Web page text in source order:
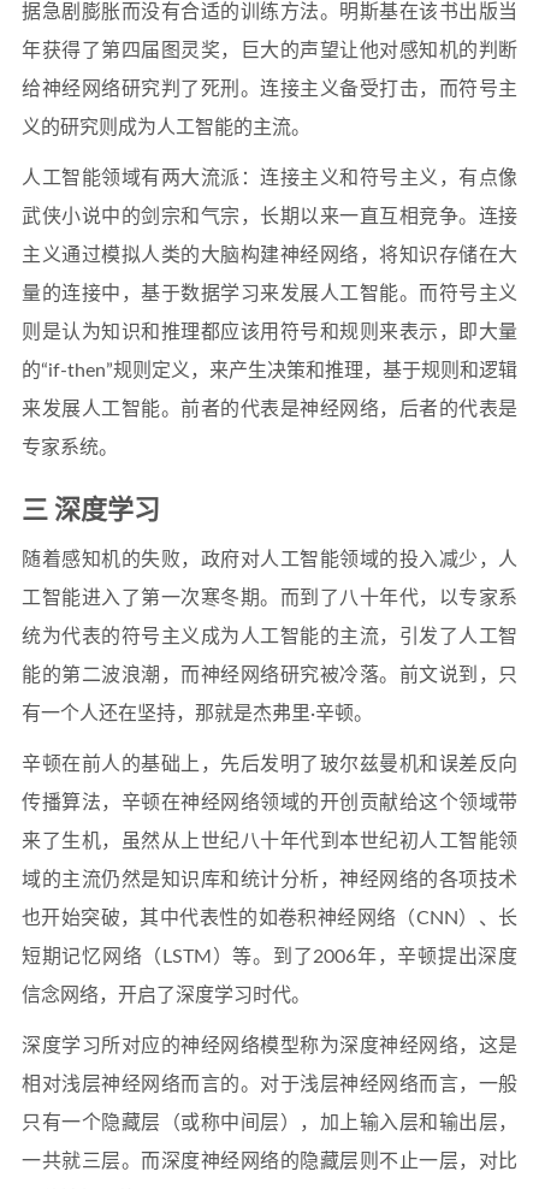
据急剧膨胀而没有合适的训练方法。明斯基在该书出版当
年获得了第四届图灵奖，巨大的声望让他对感知机的判断
给神经网络研究判了死刑。连接主义备受打击，而符号主
义的研究则成为人工智能的主流。
人工智能领域有两大流派：连接主义和符号主义，有点像
武侠小说中的剑宗和气宗，长期以来一直互相竞争。连接
主义通过模拟人类的大脑构建神经网络，将知识存储在大
量的连接中，基于数据学习来发展人工智能。而符号主义
则是认为知识和推理都应该用符号和规则来表示，即大量
的“if-then”规则定义，来产生决策和推理，基于规则和逻辑
来发展人工智能。前者的代表是神经网络，后者的代表是
专家系统。
三 深度学习
随着感知机的失败，政府对人工智能领域的投入减少，人
工智能进入了第一次寒冬期。而到了八十年代，以专家系
统为代表的符号主义成为人工智能的主流，引发了人工智
能的第二波浪潮，而神经网络研究被冷落。前文说到，只
有一个人还在坚持，那就是杰弗里·辛顿。
辛顿在前人的基础上，先后发明了玻尔兹曼机和误差反向
传播算法，辛顿在神经网络领域的开创贡献给这个领域带
来了生机，虽然从上世纪八十年代到本世纪初人工智能领
域的主流仍然是知识库和统计分析，神经网络的各项技术
也开始突破，其中代表性的如卷积神经网络（CNN）、长
短期记忆网络（LSTM）等。到了2006年，辛顿提出深度
信念网络，开启了深度学习时代。
深度学习所对应的神经网络模型称为深度神经网络，这是
相对浅层神经网络而言的。对于浅层神经网络而言，一般
只有一个隐藏层（或称中间层），加上输入层和输出层，
一共就三层。而深度神经网络的隐藏层则不止一层，对比